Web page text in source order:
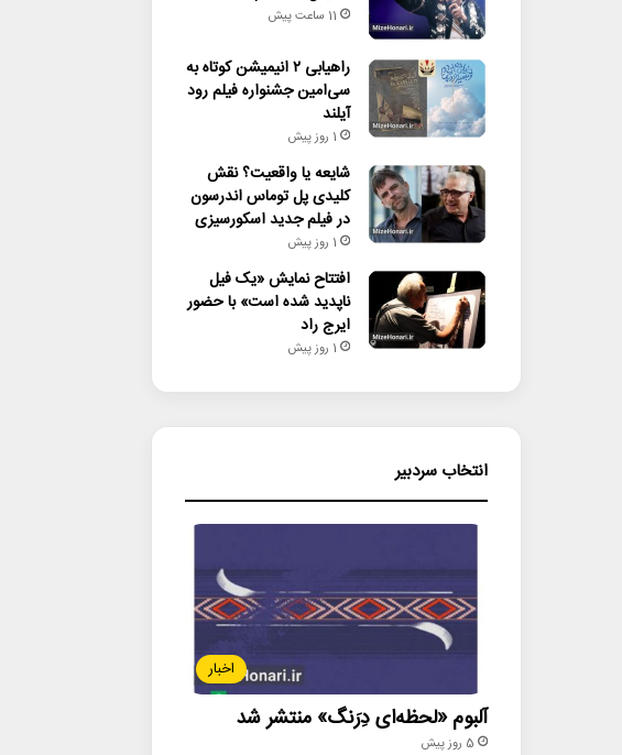
11 ساعت پیش
راهیابی ۲ انیمیشن کوتاه به
سی‌امین جشنواره فیلم رود
آیلند
1 روز پیش
شایعه یا واقعیت؟ نقش
کلیدی پل توماس اندرسون
در فیلم جدید اسکورسیزی
1 روز پیش
افتتاح نمایش «یک فیل
ناپدید شده است» با حضور
ایرج راد
1 روز پیش
انتخاب سردبیر
اخبار
آلبوم «لحظه‌ای دِرَنگ» منتشر شد
5 روز پیش